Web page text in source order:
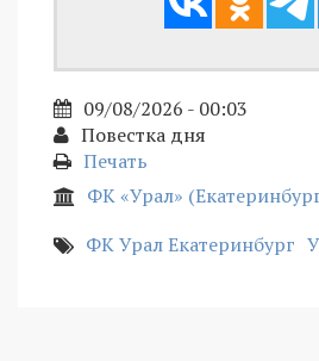
09/08/2026 - 00:03
Повестка дня
Печать
ФК «Урал»
ФК Урал Екатеринбург